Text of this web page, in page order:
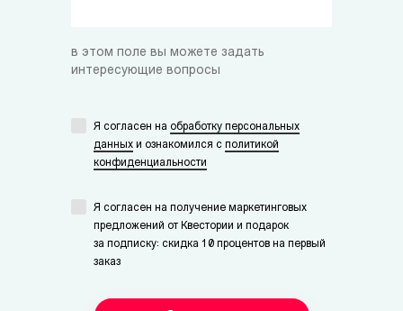
в этом поле вы можете задать
интересующие вопросы
Я согласен на обработку персональных
данных и ознакомился с политикой
конфиденциальности
Я согласен на получение маркетинговых
предложений от Квестории и подарок
за подписку: скидка 10 процентов на первый
заказ